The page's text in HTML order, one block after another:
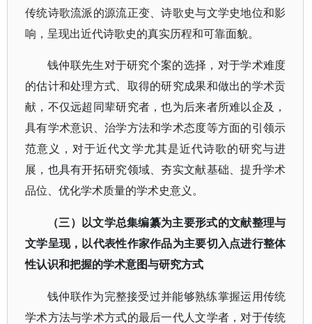
传统诗歌流派的源流正变、诗歌史与文学史地位和影
响，呈现出近代诗歌史的真实历程和可靠面貌。
钱仲联先生对于研究个案的选择，对于学术难度
的估计和处理方式、取得的研究成果和做出的学术贡
献，不仅远超同辈研究者，也为后来者所难以企及，
具有学术意识、治学方法和学术态度等方面的引领示
范意义，对于近代文学尤其是近代诗歌的研究与进
展，也具有开拓研究领域、夯实文献基础、提升学术
品位、优化学术质量的学术史意义。
（三）以文学总集编纂为主要形式的文献整理与
文学呈现，以代表性作家作品为主要切入点进行整体
性认识和把握的学术意图与研究方式
钱仲联作为完整接受过并能够熟练掌握运用传统
学术方法与学术方式的最后一代人文学者，对于传统